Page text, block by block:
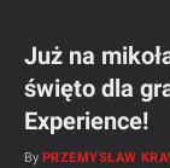
Już na
święto dla
Experience!
By PRZEMYSŁAW